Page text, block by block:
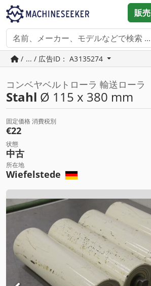
販売
/ ... / 広告ID： A3135274
コンベヤベルトローラ 輸送ローラ
Stahl Ø 115 x 380 mm
固定価格 消費税別
€22
状態
中古
所在地
Wiefelstede